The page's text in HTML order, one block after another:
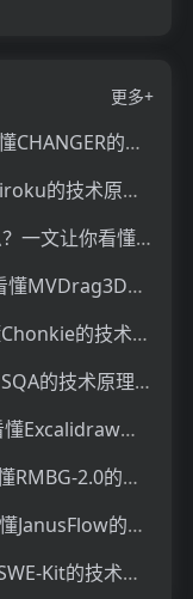
更多+
CHANGER是什么？一文让你看懂CHANGER的技术原理、主要功能、应用场景
Kiroku是什么？一文让你看懂Kiroku的技术原理、主要功能、应用场景
Vision Search Assistant是什么？一文让你看懂Vision Search Assistant的技术原理、主要功能、应用场景
MVDrag3D是什么？一文让你看懂MVDrag3D的技术原理、主要功能、应用场景
Chonkie是什么？一文让你看懂Chonkie的技术原理、主要功能、应用场景
MSQA是什么？一文让你看懂MSQA的技术原理、主要功能、应用场景
Excalidraw是什么？一文让你看懂Excalidraw的技术原理、主要功能、应用场景
RMBG-2.0是什么？一文让你看懂RMBG-2.0的技术原理、主要功能、应用场景
JanusFlow是什么？一文让你看懂JanusFlow的技术原理、主要功能、应用场景
SWE-Kit是什么？一文让你看懂SWE-Kit的技术原理、主要功能、应用场景